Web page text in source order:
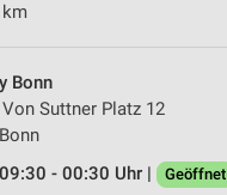
Bonn
Suttner Platz 12
- 00:30 Uhr |
Geöffnet